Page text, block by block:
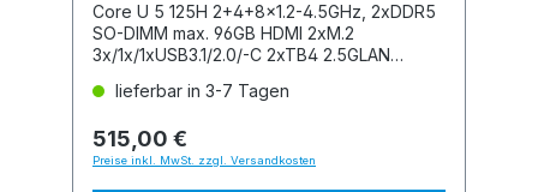
Core U 5 125H 2+4+8x1.2-4.5GHz, 2xDDR5
SO-DIMM max. 96GB HDMI 2xM.2
3x/1x/1xUSB3.1/2.0/-C 2xTB4 2.5GLAN
lieferbar in 3-7 Tagen
515,00 €
Preise inkl. MwSt. zzgl. Versandkosten